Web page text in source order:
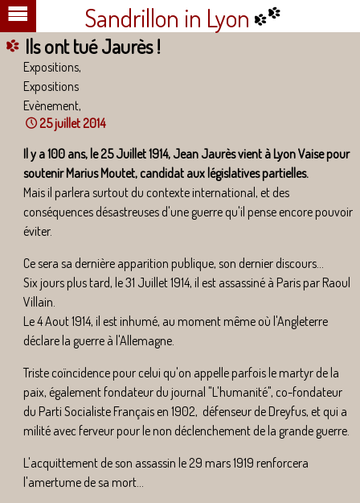
Sandrillon in Lyon
Ils ont tué Jaurès !
Expositions,
Expositions
Evènement,
25 juillet 2014
Il y a 100 ans, le 25 Juillet 1914, Jean Jaurès vient à Lyon Vaise pour
soutenir Marius Moutet, candidat aux législatives partielles.
Mais il parlera surtout du contexte international, et des
conséquences désastreuses d'une guerre qu'il pense encore pouvoir
éviter.
Ce sera sa dernière apparition publique, son dernier discours...
Six jours plus tard, le 31 Juillet 1914, il est assassiné à Paris par Raoul
Villain.
Le 4 Aout 1914, il est inhumé, au moment même où l'Angleterre
déclare la guerre à l'Allemagne.
Triste coïncidence pour celui qu'on appelle parfois le martyr de la
paix, également fondateur du journal "L'humanité", co-fondateur
du Parti Socialiste Français en 1902, défenseur de Dreyfus, et qui a
milité avec ferveur pour le non déclenchement de la grande guerre.
L'acquittement de son assassin le 29 mars 1919 renforcera
l'amertume de sa mort...